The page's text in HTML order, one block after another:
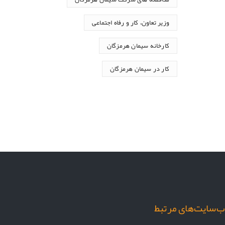
وزیر تعاون، کار و رفاه اجتماعی
کارخانه سیمان هرمزگان
کار در سیمان هرمزگان
مرتبط